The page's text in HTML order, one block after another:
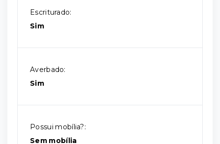
Escriturado:
Sim
Averbado:
Sim
Possui mobília?:
Sem mobília